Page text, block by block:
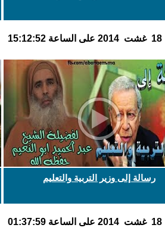
رسالة إلى وزير التربية والتعليم